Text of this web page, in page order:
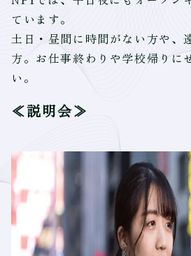
ています。
土日・昼間に時間がない方や、
方。お仕事終わりや学校帰りに
い。
≪説明会≫